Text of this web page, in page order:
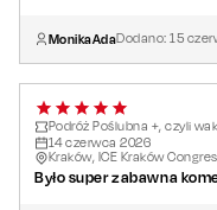
MonikaAdaDodano:15
Podróż Poślubna +, czyli
14czerwca 2026
Kraków, ICE Kraków
Było super zabawna